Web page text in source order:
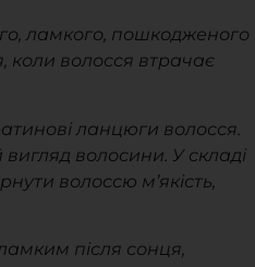
ламкого, пошкодженого
коли волосся втрачає
ланцюги волосся.
вигляд волосини. У складі
волоссю м’якість,
після сонця,